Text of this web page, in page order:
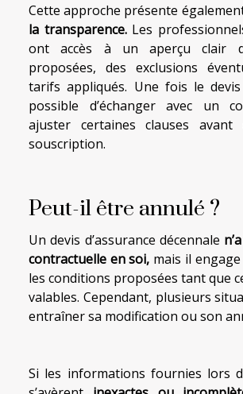
Cette approche présente
la transparence.Les
ont accès à un aperçu clair
proposées, des exclusions
tarifs appliqués. Une fois le
possible d’échanger avec un
ajuster certaines clauses
souscription.
Peut-il être annulé ?
Un devis d’assurance décennale
contractuelle en soi, mais il
les conditions proposées tant que
valables. Cependant, plusieurs
entraîner sa modification ou son
Si les informations fournies lors